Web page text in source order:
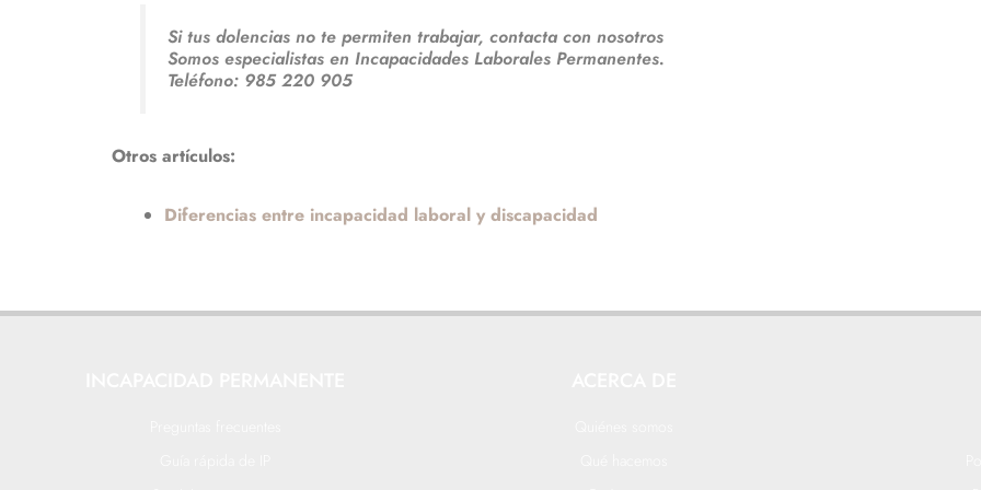
Si tus dolencias no te permiten trabajar, contacta con nosotros
Somos especialistas en Incapacidades Laborales Permanentes.
Teléfono: 985 220 905
Otros artículos:
Diferencias entre incapacidad laboral y discapacidad